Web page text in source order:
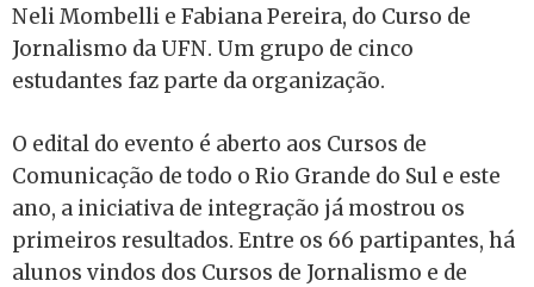
Neli Mombelli e Fabiana Pereira, do Curso de
Jornalismo da UFN. Um grupo de cinco
estudantes faz parte da organização.
O edital do evento é aberto aos Cursos de
Comunicação de todo o Rio Grande do Sul e este
ano, a iniciativa de integração já mostrou os
primeiros resultados. Entre os 66 partipantes, há
alunos vindos dos Cursos de Jornalismo e de